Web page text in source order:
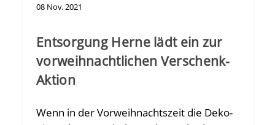
08 Nov.2021
Entsorgung Herne lädt ein zur
vorweihnachtlichen Verschenk-
Aktion
Wenn in der Vorweihnachtszeit die Deko-